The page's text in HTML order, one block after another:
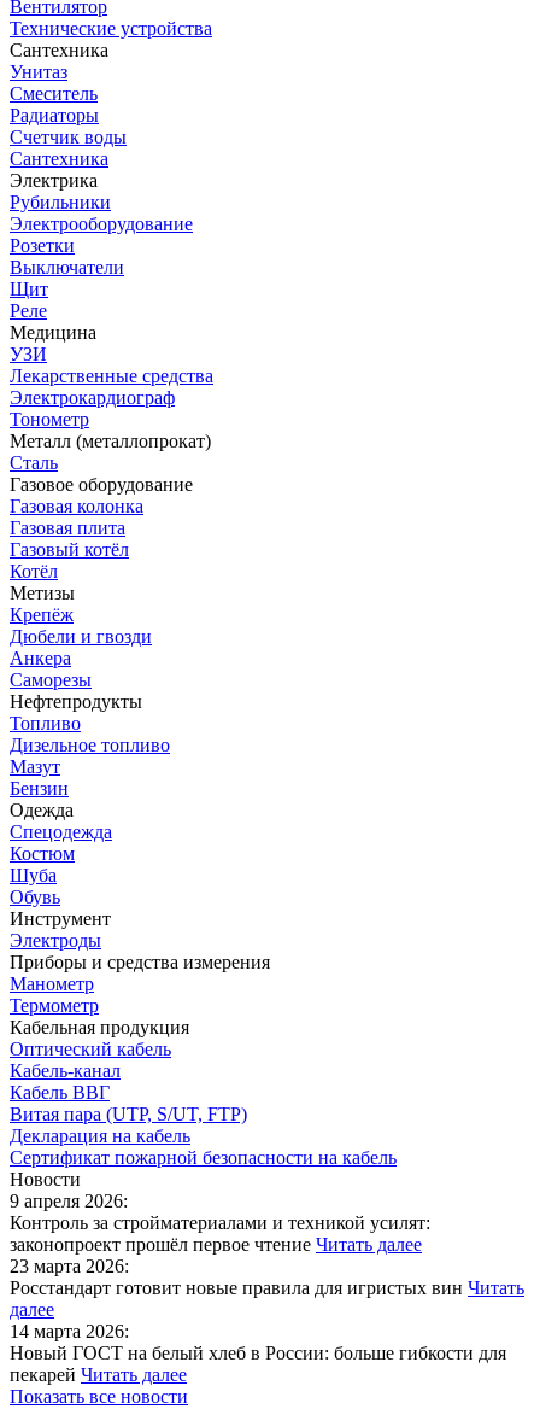
Вентилятор
Технические устройства
Сантехника
Унитаз
Смеситель
Радиаторы
Счетчик воды
Сантехника
Электрика
Рубильники
Электрооборудование
Розетки
Выключатели
Щит
Реле
Медицина
УЗИ
Лекарственные средства
Электрокардиограф
Тонометр
Металл (металлопрокат)
Сталь
Газовое оборудование
Газовая колонка
Газовая плита
Газовый котёл
Котёл
Метизы
Крепёж
Дюбели и гвозди
Анкера
Саморезы
Нефтепродукты
Топливо
Дизельное топливо
Мазут
Бензин
Одежда
Спецодежда
Костюм
Шуба
Обувь
Инструмент
Электроды
Приборы и средства измерения
Манометр
Термометр
Кабельная продукция
Оптический кабель
Кабель-канал
Кабель ВВГ
Витая пара (UTP, S/UT, FTP)
Декларация на кабель
Сертификат пожарной безопасности на кабель
Новости
9 апреля 2026:
Контроль за стройматериалами и техникой усилят:
законопроект прошёл первое чтение Читать далее
23 марта 2026:
Росстандарт готовит новые правила для игристых вин Читать
далее
14 марта 2026:
Новый ГОСТ на белый хлеб в России: больше гибкости для
пекарей Читать далее
Показать все новости